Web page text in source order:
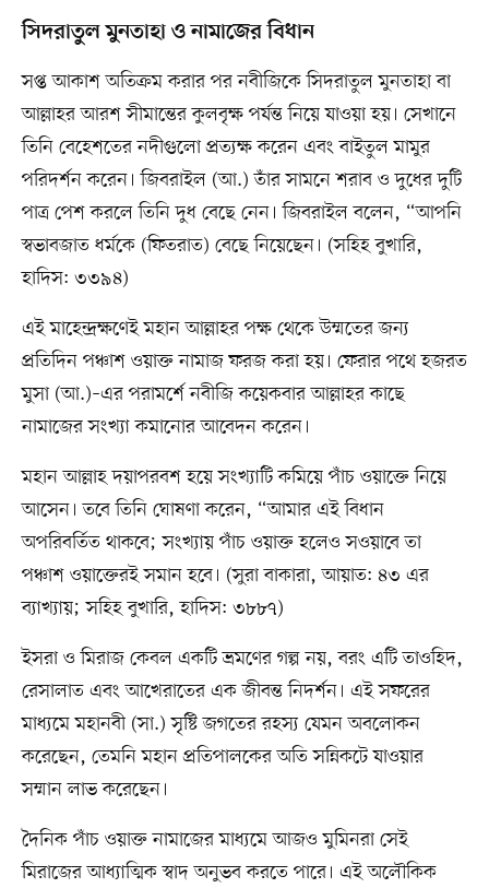
সিদরাতুল মুনতাহা ও নামাজের বিধান
সপ্ত আকাশ অতিক্রম করার পর নবীজিকে সিদরাতুল মুনতাহা বা
আল্লাহর আরশ সীমান্তের কুলবৃক্ষ পর্যন্ত নিয়ে যাওয়া হয়। সেখানে
তিনি বেহেশতের নদীগুলো প্রত্যক্ষ করেন এবং বাইতুল মামুর
পরিদর্শন করেন। জিবরাইল (আ.) তাঁর সামনে শরাব ও দুধের দুটি
পাত্র পেশ করলে তিনি দুধ বেছে নেন। জিবরাইল বলেন, “আপনি
স্বভাবজাত ধর্মকে (ফিতরাত) বেছে নিয়েছেন। (সহিহ বুখারি,
হাদিস: ৩৩৯৪)
এই মাহেন্দ্রক্ষণেই মহান আল্লাহর পক্ষ থেকে উম্মতের জন্য
প্রতিদিন পঞ্চাশ ওয়াক্ত নামাজ ফরজ করা হয়। ফেরার পথে হজরত
মুসা (আ.)–এর পরামর্শে নবীজি কয়েকবার আল্লাহর কাছে
নামাজের সংখ্যা কমানোর আবেদন করেন।
মহান আল্লাহ দয়াপরবশ হয়ে সংখ্যাটি কমিয়ে পাঁচ ওয়াক্তে নিয়ে
আসেন। তবে তিনি ঘোষণা করেন, “আমার এই বিধান
অপরিবর্তিত থাকবে; সংখ্যায় পাঁচ ওয়াক্ত হলেও সওয়াবে তা
পঞ্চাশ ওয়াক্তেরই সমান হবে। (সুরা বাকারা, আয়াত: ৪৩ এর
ব্যাখ্যায়; সহিহ বুখারি, হাদিস: ৩৮৮৭)
ইসরা ও মিরাজ কেবল একটি ভ্রমণের গল্প নয়, বরং এটি তাওহিদ,
রেসালাত এবং আখেরাতের এক জীবন্ত নিদর্শন। এই সফরের
মাধ্যমে মহানবী (সা.) সৃষ্টি জগতের রহস্য যেমন অবলোকন
করেছেন, তেমনি মহান প্রতিপালকের অতি সন্নিকটে যাওয়ার
সম্মান লাভ করেছেন।
দৈনিক পাঁচ ওয়াক্ত নামাজের মাধ্যমে আজও মুমিনরা সেই
মিরাজের আধ্যাত্মিক স্বাদ অনুভব করতে পারে। এই অলৌকিক